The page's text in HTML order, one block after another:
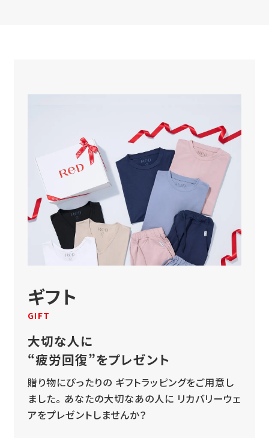
ギフト
GIFT
大切な人に
“疲労回復”をプレゼント
贈り物にぴったりの ギフトラッピングをご用意し
ました。 あなたの大切なあの人に リカバリーウェ
アをプレゼントしませんか？